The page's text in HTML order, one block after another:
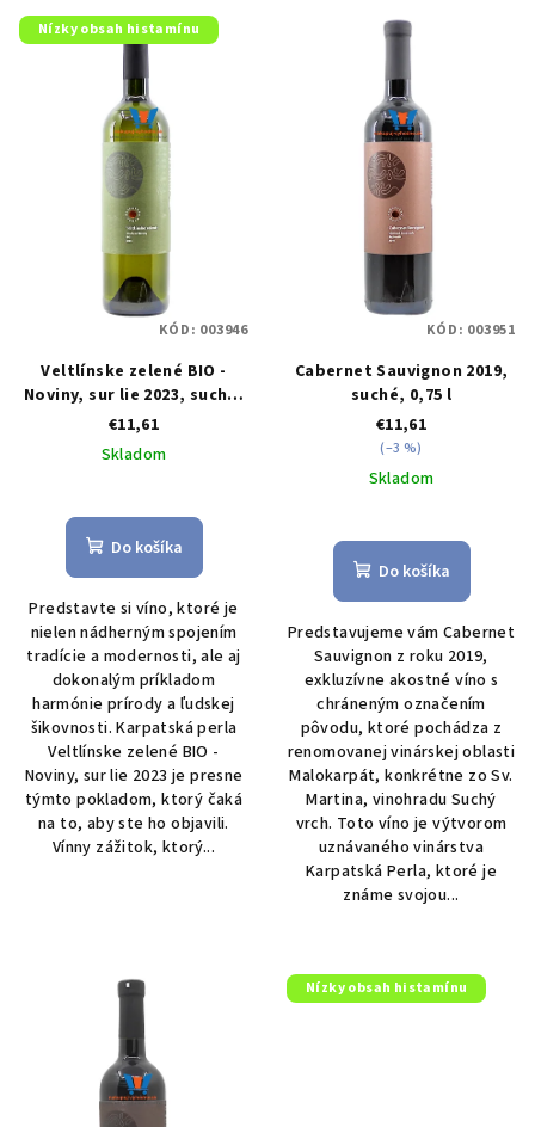
Nízky obsah histamínu
Veltlínske zelené BIO -
Noviny, sur lie 2023, suché,
0,75 l
€11,61
Skladom
Do košíka
Predstavte si víno, ktoré je
nielen nádherným spojením
tradície a modernosti, ale aj
dokonalým príkladom
harmónie prírody a ľudskej
šikovnosti. Karpatská perla
Veltlínske zelené BIO -
Noviny, sur lie 2023 je presne
týmto pokladom, ktorý čaká
na to, aby ste ho objavili.
Vínny zážitok, ktorý...
KÓD: 003946
Cabernet Sauvignon 2019,
suché, 0,75 l
€11,61
(–3 %)
Skladom
hodnotenie
produktu
z
5
hviezdičiek.
Do košíka
Predstavujeme vám Cabernet
Sauvignon z roku 2019,
exkluzívne akostné víno s
chráneným označením
pôvodu, ktoré pochádza z
renomovanej vinárskej oblasti
Malokarpát, konkrétne zo Sv.
Martina, vinohradu Suchý
vrch. Toto víno je výtvorom
uznávaného vinárstva
Karpatská Perla, ktoré je
známe svojou...
KÓD: 003951
Nízky obsah histamínu